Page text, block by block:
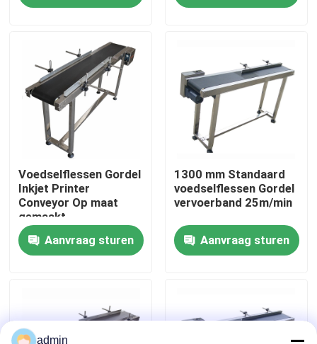
Over ons
Fabriekstocht
Kwaliteitscontrole
Neem contact met ons op
Nieuws
Vraag een offerte
Voedselflessen Gordel
Inkjet Printer
Conveyor Op maat
gemaakt
Aanvraag sturen
1300 mm Standaard
voedselflessen Gordel
vervoerband 25m/min
Aanvraag sturen
admin